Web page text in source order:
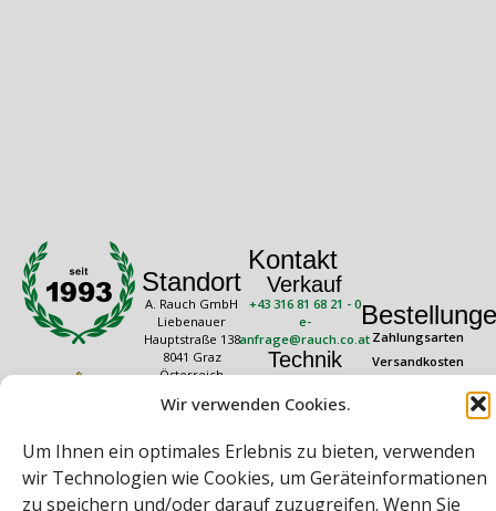
Wir verwenden Cookies.
Um Ihnen ein optimales Erlebnis zu bieten, verwenden
wir Technologien wie Cookies, um Geräteinformationen
zu speichern und/oder darauf zuzugreifen. Wenn Sie
Standort
A. Rauch GmbH
Liebenauer
Hauptstraße 138
8041 Graz
Österreich
Öffnungszeiten
16:30 Uhr
Freitag: 08:00 –
14:30 Uhr
Kontakt
Verkauf
+43 316 81 68 21 - 0
e-
anfrage@rauch.co.at
Technik
+43 316 81 68 21 -
technik@rauch.co.at
Zahlungsarten
Versandkosten
Rechtliches
Datenschutz
Impressum